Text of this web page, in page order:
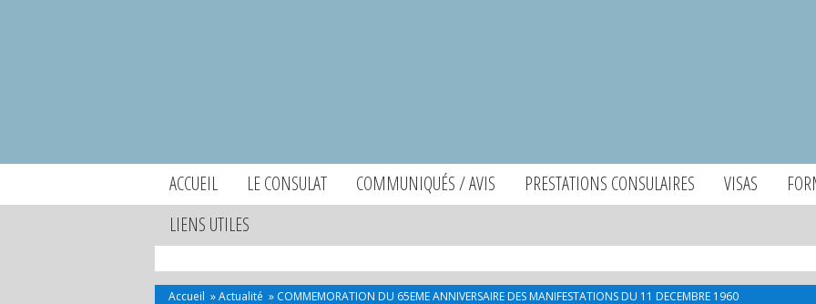
ACCUEIL LE CONSULAT COMMUNIQUÉS / AVIS PRESTATIONS CONSULAIRES VISAS
LIENS UTILES
Accueil »Actualité » COMMEMORATION DU 65EME ANNIVERSAIRE DES MANIFESTATIONS DU 11 DECEMBRE 1960